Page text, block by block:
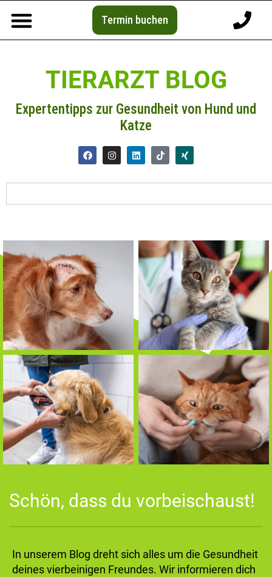
Termin buchen
TIERARZT BLOG
Expertentipps zur Gesundheit von Hund und
Katze
Schön, dass du vorbeischaust!
In unserem Blog dreht sich alles um die Gesundheit
deines vierbeinigen Freundes. Wir informieren dich